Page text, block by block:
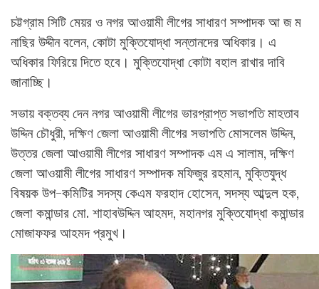
চট্টগ্রাম সিটি মেয়র ও নগর আওয়ামী লীগের সাধারণ সম্পাদক আ জ ম
নাছির উদ্দীন বলেন, কোটা মুক্তিযোদ্ধা সন্তানদের অধিকার। এ
অধিকার ফিরিয়ে দিতে হবে। মুক্তিযোদ্ধা কোটা বহাল রাখার দাবি
জানাচ্ছি।
সভায় বক্তব্য দেন নগর আওয়ামী লীগের ভারপ্রাপ্ত সভাপতি মাহতাব
উদ্দিন চৌধুরী, দক্ষিণ জেলা আওয়ামী লীগের সভাপতি মোসলেম উদ্দিন,
উত্তর জেলা আওয়ামী লীগের সাধারণ সম্পাদক এম এ সালাম, দক্ষিণ
জেলা আওয়ামী লীগের সাধারণ সম্পাদক মফিজুর রহমান, মুক্তিযুদ্ধ
বিষয়ক উপ-কমিটির সদস্য কেএম ফরহাদ হোসেন, সদস্য আব্দুল হক,
জেলা কমান্ডার মো. শাহাবউদ্দিন আহমদ, মহানগর মুক্তিযোদ্ধা কমান্ডার
মোজাফফর আহমদ প্রমুখ।